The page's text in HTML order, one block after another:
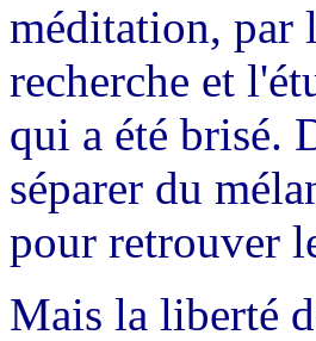
méditation, par
recherche et
qui a été brisé.
séparer du
pour retrouver
Mais la liberté